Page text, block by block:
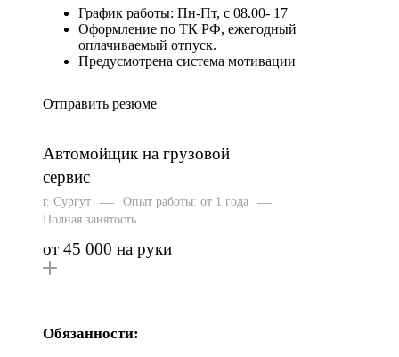
График работы: Пн-Пт, с 08.00- 17
Оформление по ТК РФ, ежегодный
оплачиваемый отпуск.
Предусмотрена система мотивации
Отправить резюме
Автомойщик на грузовой
сервис
г. Сургут — Опыт работы: от 1 года —
Полная занятость
от 45 000 на руки
Обязанности: